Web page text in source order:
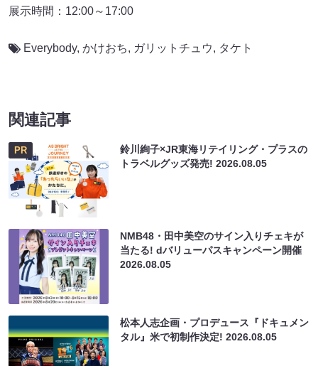
展示時間：12:00～17:00
Everybody, かけおち, ガリットチュウ, タケト
関連記事
PR
鈴川絢子×JR東海リテイリング・プラスの
トラベルグッズ発売!2026.08.05
NMB48・田中美空のサイン入りチェキが
当たる! dバリューパスキャンペーン開催
2026.08.05
松本人志企画・プロデュース『ドキュメン
タル』米で初制作決定!2026.08.05